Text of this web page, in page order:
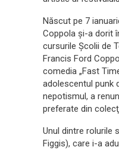
Născut pe 7
Coppola şi-a dorit
cursurile Şcolii de
Francis Ford
comedia „Fast
adolescentul punk
nepotismul, a
preferate din
Unul dintre rolurile
Figgis), care i-a